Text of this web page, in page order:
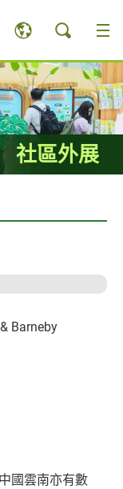
社區外展
Barneby
國雲南亦有數